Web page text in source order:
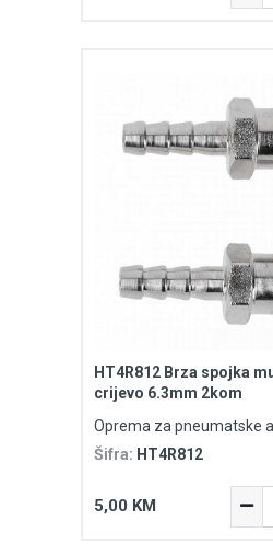
HT4R812 Brza spojka
crijevo 6.3mm 2kom
Oprema za pneumatske
Šifra: HT4R812
5,00 KM